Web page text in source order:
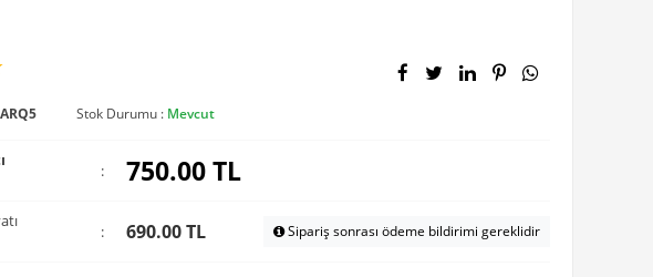
Stok Durumu : Mevcut
: 750.00TL
: 690.00 TL Sipariş sonrası ödeme bildirimi gereklidir